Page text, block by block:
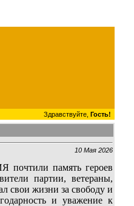
Здравствуйте, Гость!
10 Мая 2026
память героев
партии, ветераны,
свои жизни за свободу и
и уважение к